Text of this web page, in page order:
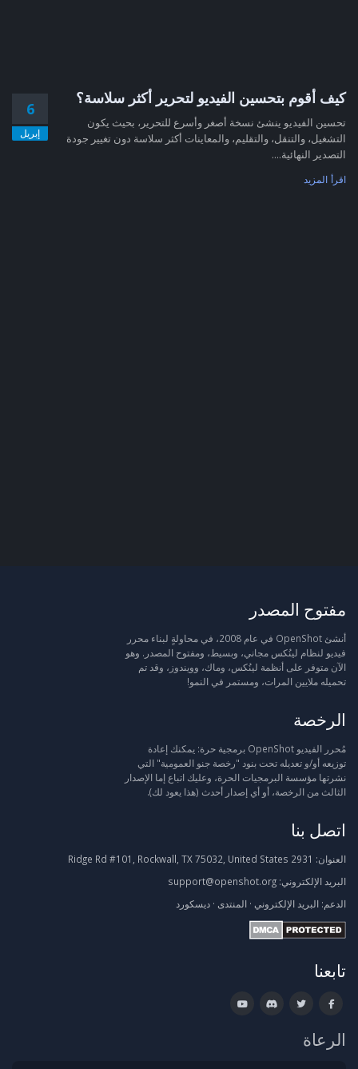
6
إبريل
كيف أقوم بتحسين الفيديو لتحرير أكثر سلاسة؟
تحسين الفيديو ينشئ نسخة أصغر وأسرع للتحرير، بحيث يكون
التشغيل، والتنقل، والتقليم، والمعاينات أكثر سلاسة دون تغيير جودة
التصدير النهائية....
اقرأ المزيد
مفتوح المصدر
أنشئ OpenShot في عام 2008، في محاولةٍ لبناء محرر
فيديو لنظام لينُكس مجاني، وبسيط، ومفتوح المصدر. وهو
الآن متوفر على أنظمة لينُكس، وماك، وويندوز، وقد تم
تحميله ملايين المرات، ومستمر في النمو!
الرخصة
مُحرر الفيديو OpenShot برمجية حرة: يمكنك إعادة
توزيعه أو/و تعديله تحت بنود "رخصة جنو العمومية" التي
نشرتها مؤسسة البرمجيات الحرة، وعليك اتباع إما الإصدار
الثالث من الرخصة، أو أي إصدار أحدث (هذا يعود لك).
اتصل بنا
العنوان:
البريد الإلكتروني: support@openshot.org
الدعم: البريد الإلكتروني · المنتدى · ديسكورد
تابعنا
الرعاة